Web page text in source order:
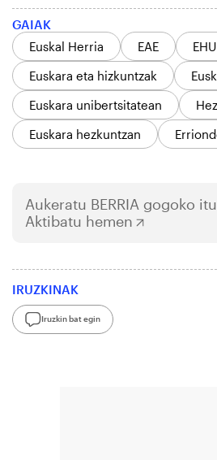
GAIAK
Euskal Herria
EAE
EHU
Euskara eta hizkuntzak
Euskara unibertsitatean
Euskara hezkuntzan
Aukeratu BERRIA gogoko
Aktibatu hemen
IRUZKINAK
Iruzkin bat egin